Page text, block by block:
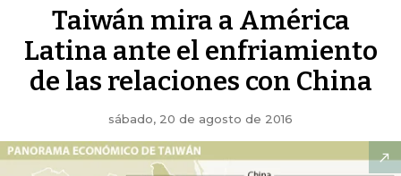
Taiwán mira a América
Latina ante el enfriamiento
de las relaciones con China
sábado, 20 de agosto de 2016